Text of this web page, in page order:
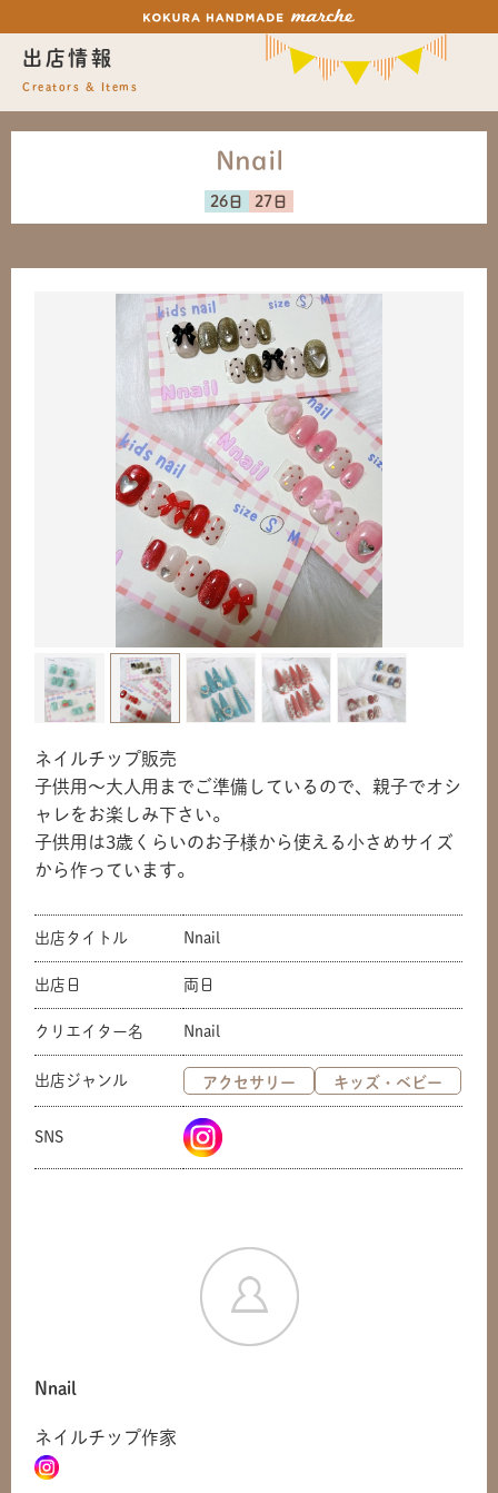
出店情報
Creators & Items
Nnail
ネイルチップ販売
子供用〜大人用までご準備しているので、親子でオシ
ャレをお楽しみ下さい。
子供用は3歳くらいのお子様から使える小さめサイズ
から作っています。
出店タイトル Nnail
出店日 両日
クリエイター名 Nnail
出店ジャンル アクセサリー キッズ・ベビー
SNS
Nnail
ネイルチップ作家